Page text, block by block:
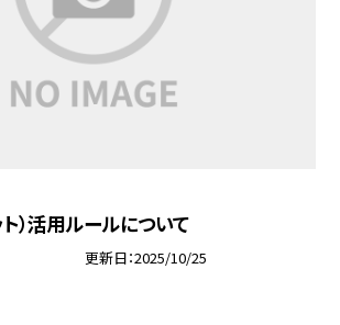
）活用ルールについて
更新日 2025/10/25